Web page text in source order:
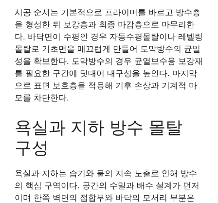
시공 순서는 기본적으로 프라이머를 바르고 방수층
을 형성한 뒤 보강층과 최종 마감층으로 마무리한
다. 바닥면이 수평인 경우 자동수평몰탈이나 레벨링
몰탈로 기초면을 매끄럽게 만들어 도막방수의 균일
성을 확보한다. 도막방수의 경우 균열보수용 보강재
를 필요한 구간에 덧대어 내구성을 높인다. 마지막
으로 표면 보호층을 적용해 기후 손상과 기계적 마
모를 차단한다.
욕실과 지하 방수 몰탈
구성
욕실과 지하는 습기와 물의 지속 노출로 인해 방수
의 핵심 구역이다. 공간의 수밀과 배수 설계가 먼저
이며 한쪽 벽면의 접합부와 바닥의 모서리 부분은